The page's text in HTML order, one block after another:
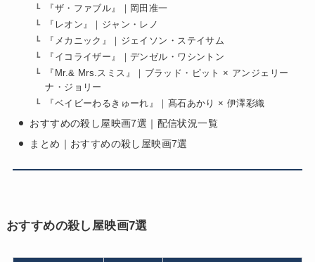
『ザ・ファブル』｜岡田准一
『レオン』｜ジャン・レノ
『メカニック』｜ジェイソン・ステイサム
『イコライザー』｜デンゼル・ワシントン
『Mr.& Mrs.スミス』｜ブラッド・ピット × アンジェリー
ナ・ジョリー
『ベイビーわるきゅーれ』｜髙石あかり × 伊澤彩織
おすすめの殺し屋映画7選｜配信状況一覧
まとめ｜おすすめの殺し屋映画7選
おすすめの殺し屋映画7選